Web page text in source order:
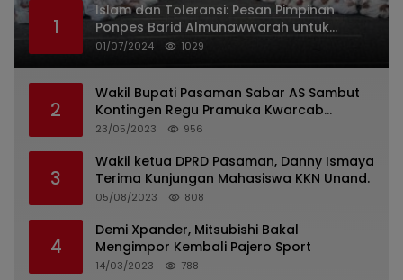
1
Islam dan Toleransi: Pesan Pimpinan
Ponpes Barid Almunawwarah untuk
Indonesia
01/07/2024 1029
2
Wakil Bupati Pasaman Sabar AS Sambut
Kontingen Regu Pramuka Kwarcab
Pasaman
23/05/2023 956
3
Wakil ketua DPRD Pasaman, Danny Ismaya
Terima Kunjungan Mahasiswa KKN Unand.
05/08/2023 808
4
Demi Xpander, Mitsubishi Bakal
Mengimpor Kembali Pajero Sport
14/03/2023 788